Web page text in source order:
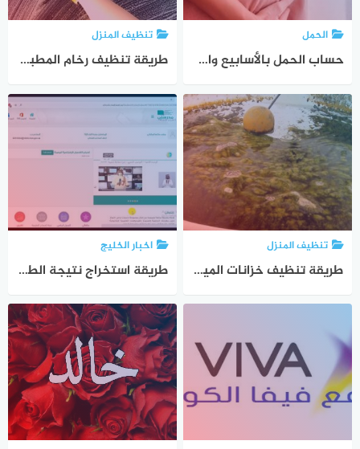
الحمل
حساب الحمل بالأسابيع والأيام بطرق سهلة مهم جدا 1
تنظيف المنزل
طريقة تنظيف رخام المطبخ الصناعي وكيف تعالج خدوش الرخام الصناعي ؟
تنظيف المنزل
طريقة تنظيف خزانات المياه من الطحالب بالرياض مع نصائح هامة جدا
اخبار الخليج
طريقة استخراج نتيجة الطالب من منصة مدرستي بالسعودية من الأنترنت بخمس دقائق فقط